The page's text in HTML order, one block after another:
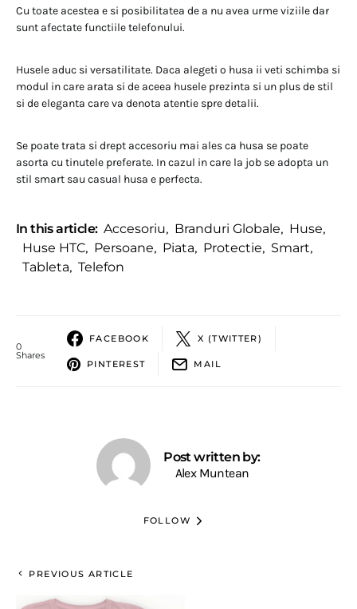
Cu toate acestea e si posibilitatea de a nu avea urme viziile dar
sunt afectate functiile telefonului.
Husele aduc si versatilitate. Daca alegeti o husa ii veti schimba si
modul in care arata si de aceea husele prezinta si un plus de stil
si de eleganta care va denota atentie spre detalii.
Se poate trata si drept accesoriu mai ales ca husa se poate
asorta cu tinutele preferate. In cazul in care la job se adopta un
stil smart sau casual husa e perfecta.
In this article: Accesoriu, Branduri Globale, Huse,
Huse HTC, Persoane, Piata, Protectie, Smart,
Tableta, Telefon
0
Shares
FACEBOOK X (TWITTER)
PINTEREST MAIL
Post written by:
Alex Muntean
FOLLOW
PREVIOUS ARTICLE